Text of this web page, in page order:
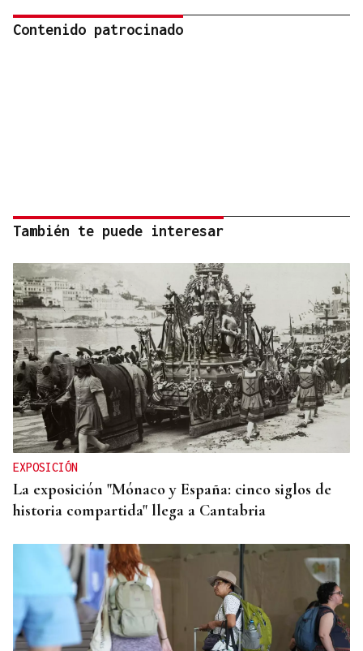
Contenido patrocinado
También te puede interesar
EXPOSICIÓN
La exposición "Mónaco y España: cinco siglos de
historia compartida" llega a Cantabria